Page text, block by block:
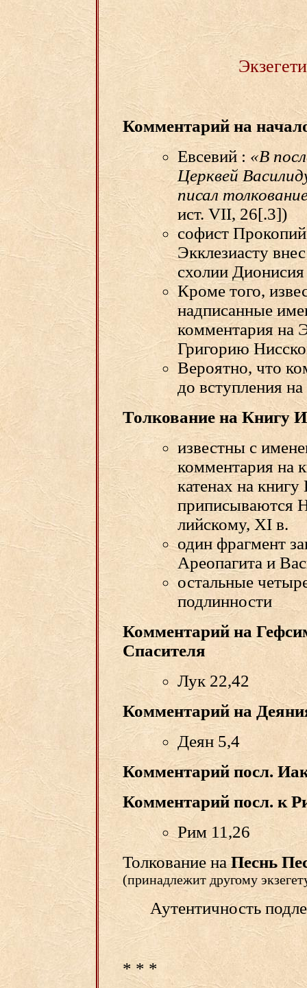
Комментарий на
Евсевий : «В
Церквей
писал
ист. VII, 26[.3])
софист
Экклезиасту
схолии
Кроме того,
надписанные
комментария на
Григорию
Вероятно, что
до вступления
Толкование на Книгу
известны с
комментария на
катенах на
приписываются
лийскому, XI в.
один фрагмент
Ареопагита и
остальные
подлинности
Комментарий на
Спасителя
Лук 22,42
Комментарий на
Деян 5,4
Комментарий посл.
Комментарий посл. к
Рим 11,26
Толкование наПеснь
(принадлежит другому
Аутентичность
* * *